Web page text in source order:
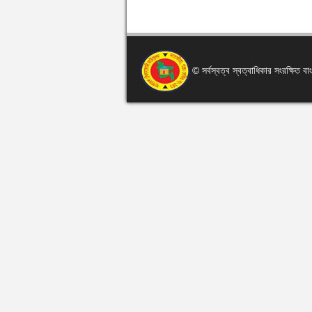
© সর্বস্বত্ব স্বত্বাধিকার সংরক্ষিত